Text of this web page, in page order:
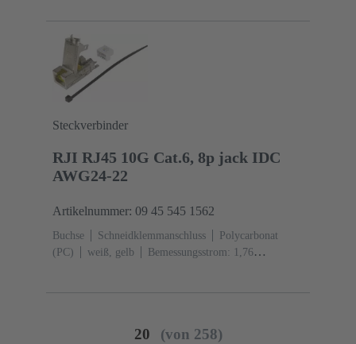
Steckverbinder
RJI RJ45 10G Cat.6, 8p jack IDC
AWG24-22
Artikelnummer: 09 45 545 1562
Buchse Schneidklemmanschluss
Polycarbonat
(PC)
weiß, gelb
Bemessungsstrom: ‌1,76
20 (von 258)